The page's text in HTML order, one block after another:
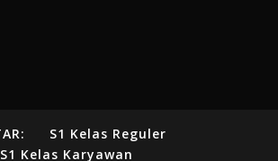
S1 Kelas Reguler
S1 Kelas Karyawan